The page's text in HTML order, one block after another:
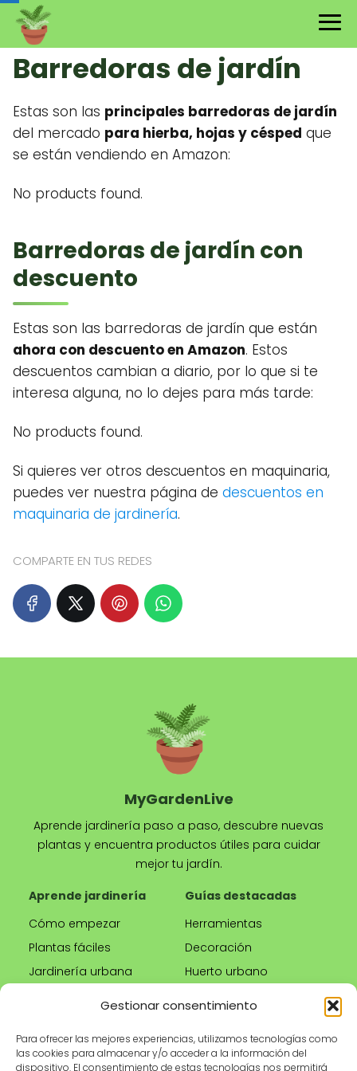
Gestionar consentimiento
Para ofrecer las mejores experiencias, utilizamos tecnologías como
las cookies para almacenar y/o acceder a la información del
dispositivo. El consentimiento de estas tecnologías nos permitirá
Barredoras de jardín
Estas son las principales barredoras de jardín
del mercado para hierba, hojas y césped que
se están vendiendo en Amazon:
No products found.
Barredoras de jardín con
descuento
Estas son las barredoras de jardín que están
ahora con descuento en Amazon. Estos
descuentos cambian a diario, por lo que si te
interesa alguna, no lo dejes para más tarde:
No products found.
Si quieres ver otros descuentos en maquinaria,
puedes ver nuestra página de descuentos en
maquinaria de jardinería.
COMPARTE EN TUS REDES
MyGardenLive
Aprende jardinería paso a paso, descubre nuevas
plantas y encuentra productos útiles para cuidar
mejor tu jardín.
Aprende jardinería
Cómo empezar
Plantas fáciles
Jardinería urbana
Guías destacadas
Herramientas
Decoración
Huerto urbano
Tienda Información legal